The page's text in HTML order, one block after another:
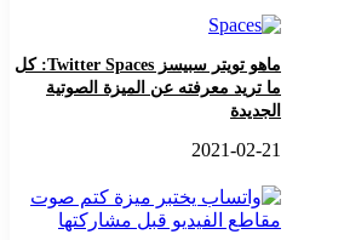
ماهو تويتر سبيسز Twitter Spaces: كل
ما تريد معرفته عن الميزة الصوتية
الجديدة
2021-02-21